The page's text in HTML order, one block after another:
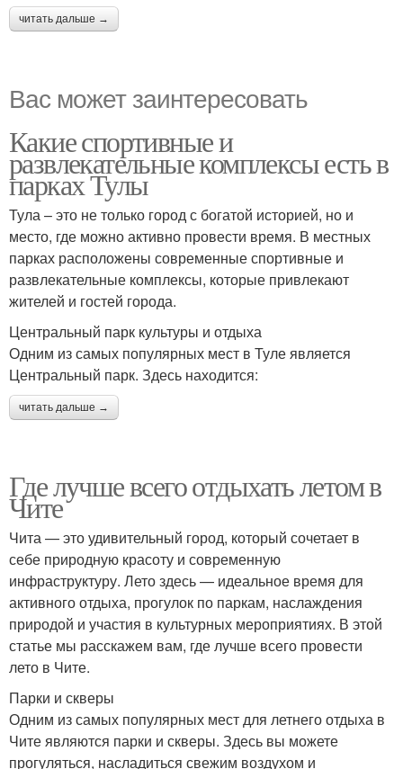
читать дальше →
Вас может заинтересовать
Какие спортивные и
развлекательные комплексы есть в
парках Тулы
Тула – это не только город с богатой историей, но и
место, где можно активно провести время. В местных
парках расположены современные спортивные и
развлекательные комплексы, которые привлекают
жителей и гостей города.
Центральный парк культуры и отдыха
Одним из самых популярных мест в Туле является
Центральный парк. Здесь находится:
читать дальше →
Где лучше всего отдыхать летом в
Чите
Чита — это удивительный город, который сочетает в
себе природную красоту и современную
инфраструктуру. Лето здесь — идеальное время для
активного отдыха, прогулок по паркам, наслаждения
природой и участия в культурных мероприятиях. В этой
статье мы расскажем вам, где лучше всего провести
лето в Чите.
Парки и скверы
Одним из самых популярных мест для летнего отдыха в
Чите являются парки и скверы. Здесь вы можете
прогуляться, насладиться свежим воздухом и